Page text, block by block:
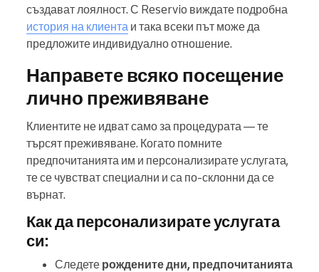
създават лоялност. С Reservio виждате подробна
история на клиента и така всеки път може да
предложите индивидуално отношение.
Направете всяко посещение
лично преживяване
Клиентите не идват само за процедурата — те
търсят преживяване. Когато помните
предпочитанията им и персонализирате услугата,
те се чувстват специални и са по-склонни да се
върнат.
Как да персонализирате услугата
си:
Следете рождените дни, предпочитанията